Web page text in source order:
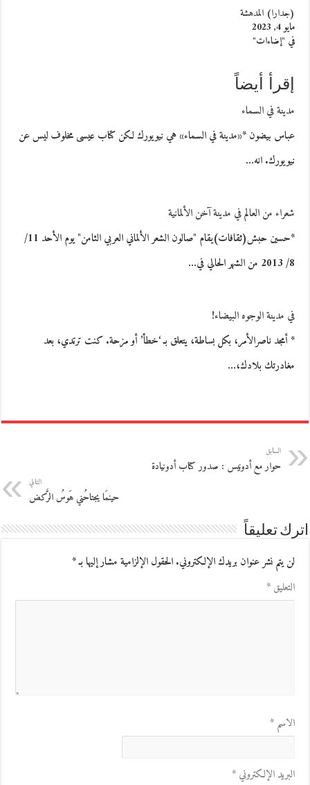
(جدارا) المدهشة
مايو 4, 2023
في "إضاءات"
إقرأ أيضاً
مدينة في السماء
عباس بيضون *«مدينة في السماء» هي نيويورك لكن كتاب عيسى مخلوف ليس عن
نيويورك. انه…
شعراء من العالم في مدينة آخن الألمانية
*حسين حبش(ثقافات)يقام "صالون الشعر الألماني العربي الثامن" يوم الأحد 11/
8/ 2013 من الشهر الحالي في…
في مدينة الوجوه البيضاء!
* أمجد ناصرالأمر، بكل بساطة، يتعلق بـ ‘خطأ’ أو مزحة. كنت ترتدي، بعد
مغادرتك بلادك،…
السابق
حوار مع أدونيس : صدور كتاب أدونيادة
التالي
حينمَا يجتاحُني هَوسُ الرَّكض
اترك تعليقاً
لن يتم نشر عنوان بريدك الإلكتروني.الحقول الإلزامية مشار إليها بـ*
التعليق*
الاسم*
البريد الإلكتروني*